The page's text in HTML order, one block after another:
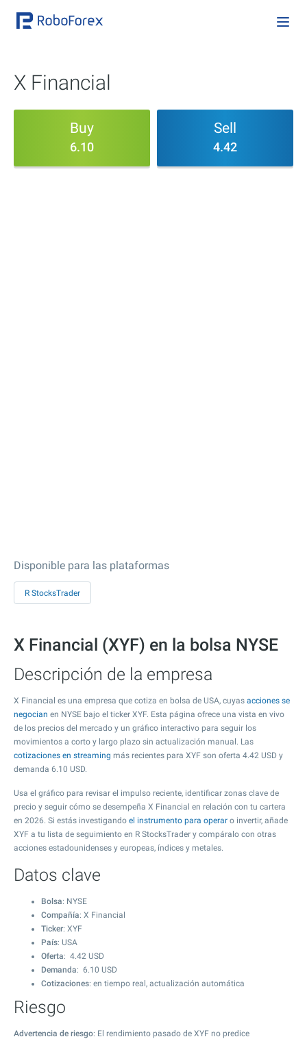
X Financial
Buy
6.10
Sell
4.42
Disponible para las plataformas
R StocksTrader
X Financial (XYF) en la bolsa NYSE
Descripción de la empresa
X Financial es una empresa que cotiza en bolsa de USA, cuyas acciones se
negocian en NYSE bajo el ticker XYF. Esta página ofrece una vista en vivo
de los precios del mercado y un gráfico interactivo para seguir los
movimientos a corto y largo plazo sin actualización manual. Las
cotizaciones en streaming más recientes para XYF son oferta 4.42 USD y
demanda 6.10 USD.
Usa el gráfico para revisar el impulso reciente, identificar zonas clave de
precio y seguir cómo se desempeña X Financial en relación con tu cartera
en 2026. Si estás investigando el instrumento para operar o invertir, añade
XYF a tu lista de seguimiento en R StocksTrader y compáralo con otras
acciones estadounidenses y europeas, índices y metales.
Datos clave
Bolsa: NYSE
Compañía: X Financial
Ticker: XYF
País: USA
Oferta: 4.42 USD
Demanda: 6.10 USD
Cotizaciones: en tiempo real, actualización automática
Riesgo
Advertencia de riesgo: El rendimiento pasado de XYF no predice